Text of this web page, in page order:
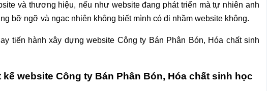
và thương hiệu, nếu như website đang phát triển mà tự nhiên anh
bỡ ngỡ và ngạc nhiên không biết mình có đi nhầm website không.
tiến hành xây dựng website Công ty Bán Phân Bón, Hóa chất sinh
website Công ty Bán Phân Bón, Hóa chất sinh học